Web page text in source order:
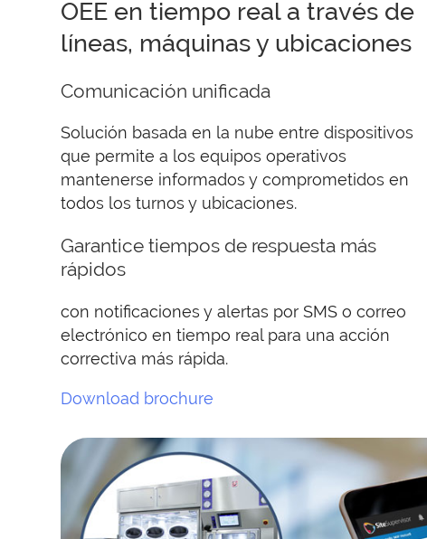
OEE en tiempo real a través de
líneas, máquinas y ubicaciones
Comunicación unificada
Solución basada en la nube entre dispositivos
que permite a los equipos operativos
mantenerse informados y comprometidos en
todos los turnos y ubicaciones.
Garantice tiempos de respuesta más
rápidos
con notificaciones y alertas por SMS o correo
electrónico en tiempo real para una acción
correctiva más rápida.
Download brochure